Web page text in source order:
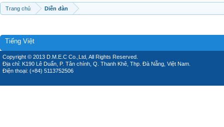
Trang chủ Diễn đàn
Tiếng Việt
Copyright © 2013 D.M.E.C Co.,Ltd, All Rights Reserved.
Địa chỉ: K190 Lê Duẩn, P. Tân chính, Q. Thanh Khê, Thp. Đà Nẵng, Việt Nam.
Điện thoại: (+84) 5113752506